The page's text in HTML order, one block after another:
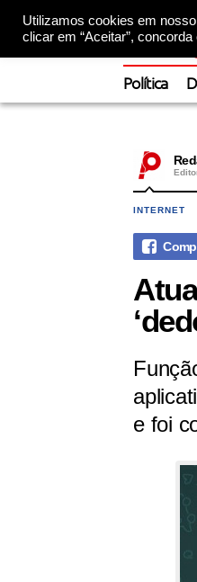
Utilizamos cookies em
clicar em “Aceitar”,
Política
INTERNET
e foi